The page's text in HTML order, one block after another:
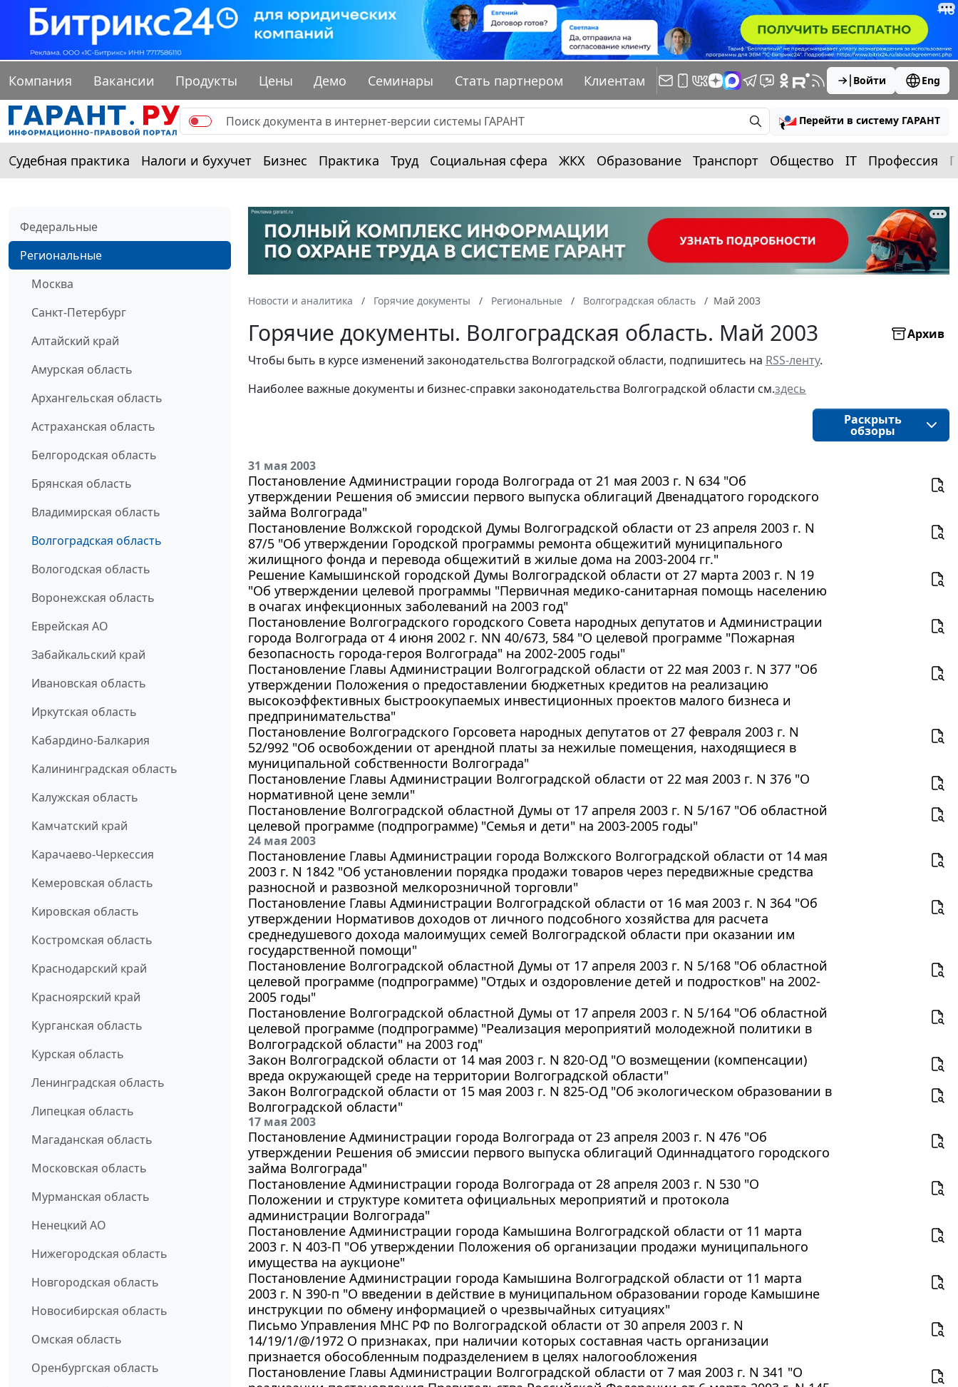
Компания Вакансии Продукты Цены Демо Семинары Стать партнером Клиентам Войти Eng
Перейти в систему ГАРАНТ
Судебная практика Налоги и бухучет Бизнес Практика Труд Социальная сфера ЖКХ Образование Транспорт Общество IT Профессия
Федеральные
Региональные
Москва
Санкт-Петербург
Алтайский край
Амурская область
Архангельская область
Астраханская область
Белгородская область
Брянская область
Владимирская область
Волгоградская область
Вологодская область
Воронежская область
Еврейская АО
Забайкальский край
Ивановская область
Иркутская область
Кабардино-Балкария
Калининградская область
Калужская область
Камчатский край
Карачаево-Черкессия
Кемеровская область
Кировская область
Костромская область
Краснодарский край
Красноярский край
Курганская область
Курская область
Ленинградская область
Липецкая область
Магаданская область
Московская область
Мурманская область
Ненецкий АО
Нижегородская область
Новгородская область
Новосибирская область
Омская область
Оренбургская область
Новости и аналитика Горячие документы Региональные Волгоградская область Май 2003
Горячие документы. Волгоградская область. Май 2003
Архив
Чтобы быть в курсе изменений законодательства Волгоградской области, подпишитесь на RSS-ленту.
Наиболее важные документы и бизнес-справки законодательства Волгоградской области см.здесь
Раскрыть
обзоры
31 мая 2003
Постановление Администрации города Волгограда от 21 мая 2003 г. N 634 "Об
утверждении Решения об эмиссии первого выпуска облигаций Двенадцатого городского
займа Волгограда"
Постановление Волжской городской Думы Волгоградской области от 23 апреля 2003 г. N
87/5 "Об утверждении Городской программы ремонта общежитий муниципального
жилищного фонда и перевода общежитий в жилые дома на 2003-2004 гг."
Решение Камышинской городской Думы Волгоградской области от 27 марта 2003 г. N 19
"Об утверждении целевой программы "Первичная медико-санитарная помощь населению
в очагах инфекционных заболеваний на 2003 год"
Постановление Волгоградского городского Совета народных депутатов и Администрации
города Волгограда от 4 июня 2002 г. NN 40/673, 584 "О целевой программе "Пожарная
безопасность города-героя Волгограда" на 2002-2005 годы"
Постановление Главы Администрации Волгоградской области от 22 мая 2003 г. N 377 "Об
утверждении Положения о предоставлении бюджетных кредитов на реализацию
высокоэффективных быстроокупаемых инвестиционных проектов малого бизнеса и
предпринимательства"
Постановление Волгоградского Горсовета народных депутатов от 27 февраля 2003 г. N
52/992 "Об освобождении от арендной платы за нежилые помещения, находящиеся в
муниципальной собственности Волгограда"
Постановление Главы Администрации Волгоградской области от 22 мая 2003 г. N 376 "О
нормативной цене земли"
Постановление Волгоградской областной Думы от 17 апреля 2003 г. N 5/167 "Об областной
целевой программе (подпрограмме) "Семья и дети" на 2003-2005 годы"
24 мая 2003
Постановление Главы Администрации города Волжского Волгоградской области от 14 мая
2003 г. N 1842 "Об установлении порядка продажи товаров через передвижные средства
разносной и развозной мелкорозничной торговли"
Постановление Главы Администрации Волгоградской области от 16 мая 2003 г. N 364 "Об
утверждении Нормативов доходов от личного подсобного хозяйства для расчета
среднедушевого дохода малоимущих семей Волгоградской области при оказании им
государственной помощи"
Постановление Волгоградской областной Думы от 17 апреля 2003 г. N 5/168 "Об областной
целевой программе (подпрограмме) "Отдых и оздоровление детей и подростков" на 2002-
2005 годы"
Постановление Волгоградской областной Думы от 17 апреля 2003 г. N 5/164 "Об областной
целевой программе (подпрограмме) "Реализация мероприятий молодежной политики в
Волгоградской области" на 2003 год"
Закон Волгоградской области от 14 мая 2003 г. N 820-ОД "О возмещении (компенсации)
вреда окружающей среде на территории Волгоградской области"
Закон Волгоградской области от 15 мая 2003 г. N 825-ОД "Об экологическом образовании в
Волгоградской области"
17 мая 2003
Постановление Администрации города Волгограда от 23 апреля 2003 г. N 476 "Об
утверждении Решения об эмиссии первого выпуска облигаций Одиннадцатого городского
займа Волгограда"
Постановление Администрации города Волгограда от 28 апреля 2003 г. N 530 "О
Положении и структуре комитета официальных мероприятий и протокола
администрации Волгограда"
Постановление Администрации города Камышина Волгоградской области от 11 марта
2003 г. N 403-П "Об утверждении Положения об организации продажи муниципального
имущества на аукционе"
Постановление Администрации города Камышина Волгоградской области от 11 марта
2003 г. N 390-п "О введении в действие в муниципальном образовании городе Камышине
инструкции по обмену информацией о чрезвычайных ситуациях"
Письмо Управления МНС РФ по Волгоградской области от 30 апреля 2003 г. N
14/19/1/@/1972 О признаках, при наличии которых составная часть организации
признается обособленным подразделением в целях налогообложения
Постановление Главы Администрации Волгоградской области от 7 мая 2003 г. N 341 "О